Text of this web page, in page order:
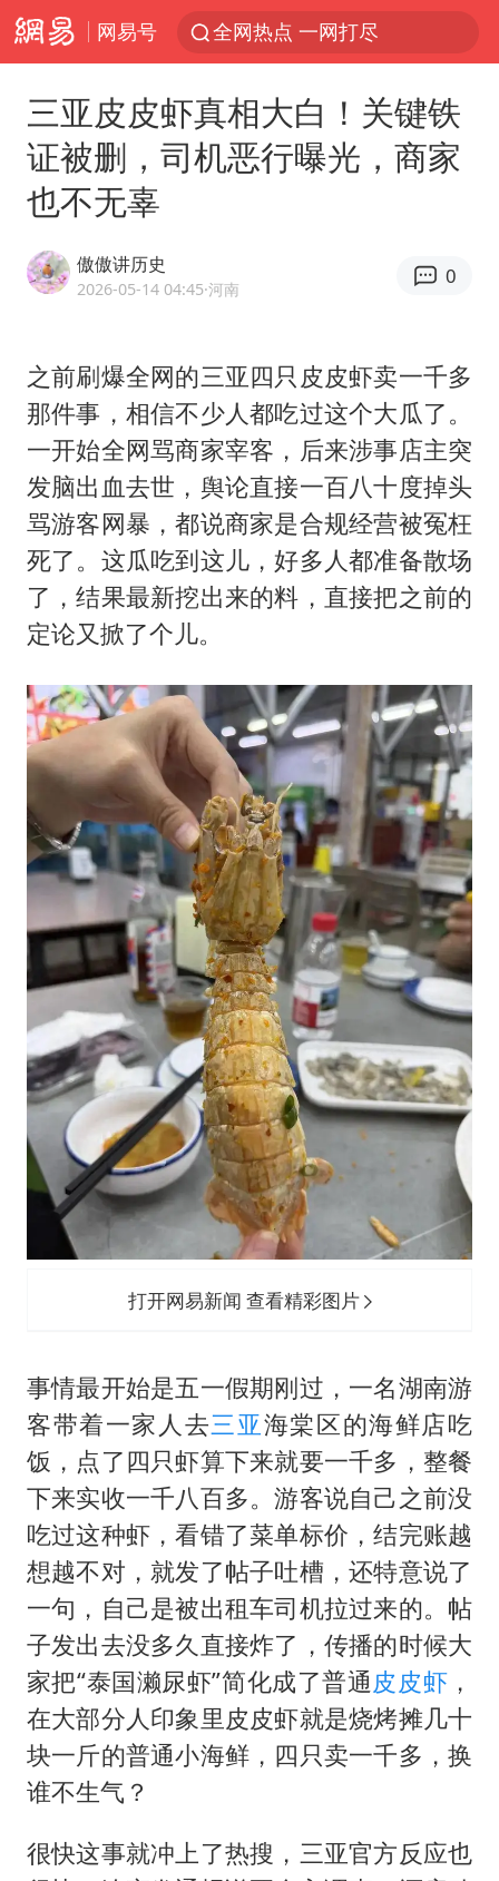
网易号 全网热点 一网打尽
三亚皮皮虾真相大白！关键铁
证被删，司机恶行曝光，商家
也不无辜
傲傲讲历史
2026-05-14 04:45·河南
0
之前刷爆全网的三亚四只皮皮虾卖一千多
那件事，相信不少人都吃过这个大瓜了。
一开始全网骂商家宰客，后来涉事店主突
发脑出血去世，舆论直接一百八十度掉头
骂游客网暴，都说商家是合规经营被冤枉
死了。这瓜吃到这儿，好多人都准备散场
了，结果最新挖出来的料，直接把之前的
定论又掀了个儿。
打开网易新闻 查看精彩图片
事情最开始是五一假期刚过，一名湖南游
客带着一家人去三亚海棠区的海鲜店吃
饭，点了四只虾算下来就要一千多，整餐
下来实收一千八百多。游客说自己之前没
吃过这种虾，看错了菜单标价，结完账越
想越不对，就发了帖子吐槽，还特意说了
一句，自己是被出租车司机拉过来的。帖
子发出去没多久直接炸了，传播的时候大
家把“泰国濑尿虾”简化成了普通皮皮虾 ，
在大部分人印象里皮皮虾就是烧烤摊几十
块一斤的普通小海鲜，四只卖一千多，换
谁不生气？
很快这事就冲上了热搜，三亚官方反应也